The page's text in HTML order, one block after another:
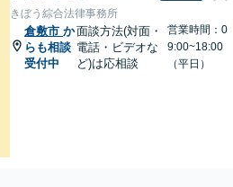
きぼう綜合法律事務所
倉敷市 か
らも相談
受付中
面談方法(対面・
電話・ビデオな
ど)は応相談
営業時間：0
9:00~18:00
（平日）